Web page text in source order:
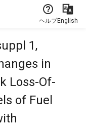
ヘルプEnglish
1,
in
Loss-Of-
of Fuel